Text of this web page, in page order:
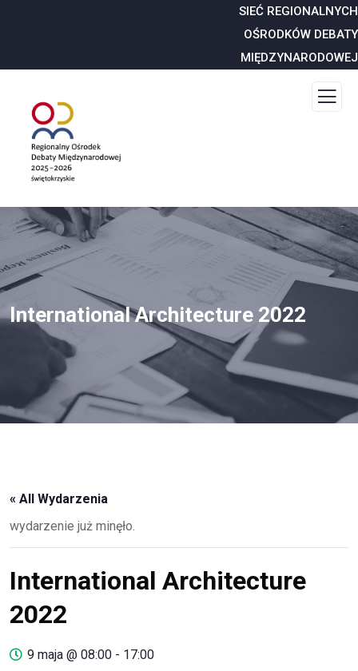
SIEĆ REGIONALNYCH
OŚRODKÓW DEBATY
MIĘDZYNARODOWEJ
International Architecture 2022
« All Wydarzenia
wydarzenie już minęło.
International Architecture
2022
9 maja @ 08:00 - 17:00